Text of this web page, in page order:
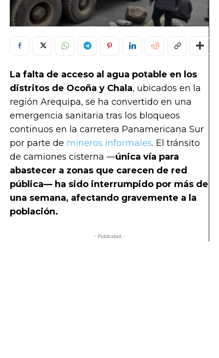
La falta de acceso al agua potable en los
distritos de Ocoña y Chala, ubicados en la
región Arequipa, se ha convertido en una
emergencia sanitaria tras los bloqueos
continuos en la carretera Panamericana Sur
por parte de mineros informales. El tránsito
de camiones cisterna —única vía para
abastecer a zonas que carecen de red
pública— ha sido interrumpido por más de
una semana, afectando gravemente a la
población.
- Publicidad -